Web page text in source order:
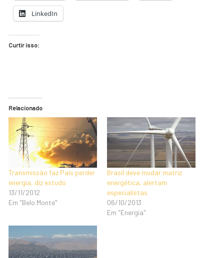
LinkedIn
Curtir isso:
Relacionado
Transmissão faz País perder
energia, diz estudo
13/11/2012
Em "Belo Monte"
Brasil deve mudar matriz
energética, alertam
especialistas
06/10/2013
Em "Energia"